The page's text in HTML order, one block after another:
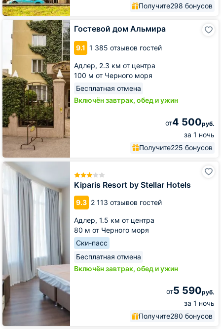
Получите298 бонусов
Гостевой дом Альмира
9.1 1 385 отзывов гостей
Адлер, 2.3 км от центра
100 м от Черного моря
Бесплатная отмена
Включён завтрак, обед и ужин
от4 500руб.
за 1 ночь
Получите225 бонусов
Гостевой
дом
Альмира
Kiparis Resort by Stellar Hotels
9.3 2 113 отзывов гостей
Адлер, 1.5 км от центра
80 м от Черного моря
Ски-пасс
Бесплатная отмена
Включён завтрак, обед и ужин
от5 590руб.
за 1 ночь
Получите280 бонусов
Kiparis
Resort